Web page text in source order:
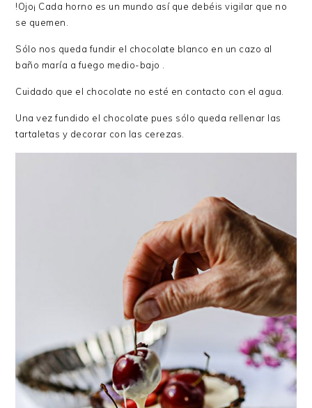
!Ojo¡ Cada horno es un mundo así que debéis vigilar que no
se quemen.
Sólo nos queda fundir el chocolate blanco en un cazo al
baño maría a fuego medio-bajo .
Cuidado que el chocolate no esté en contacto con el agua.
Una vez fundido el chocolate pues sólo queda rellenar las
tartaletas y decorar con las cerezas.